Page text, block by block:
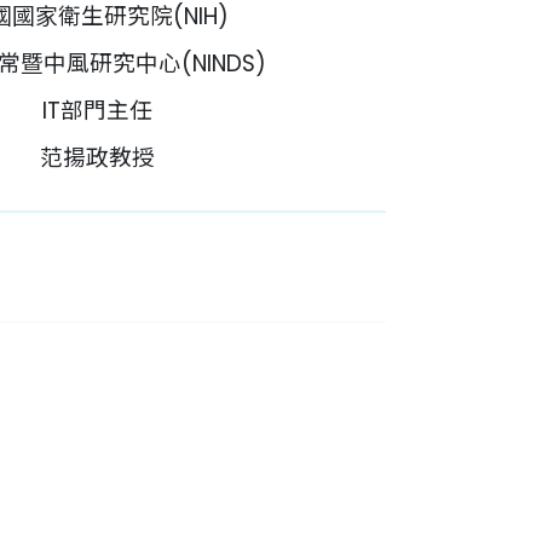
國家衛生研究院(NIH)
暨中風研究中心(NINDS)
IT部門主任
范揚政教授